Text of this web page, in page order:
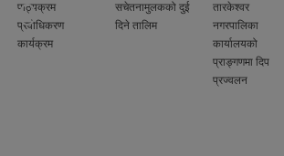
पाठ्यक्रम
प्रवोधिकरण
कार्यक्रम
सचेतनामुलकको दुई
दिने तालिम
तारकेश्वर
नगरपालिका
कार्यालयको
प्राङ्गणमा दिप
प्रज्वलन